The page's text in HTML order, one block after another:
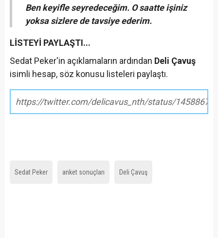
Ben keyifle seyredeceğim. O saatte işiniz
yoksa sizlere de tavsiye ederim.
LİSTEYİ PAYLAŞTI...
Sedat Peker'in açıklamaların ardından Deli Çavuş
isimli hesap, söz konusu listeleri paylaştı.
https://twitter.com/delicavus_nth/status/
Sedat Peker anket sonuçları Deli Çavuş